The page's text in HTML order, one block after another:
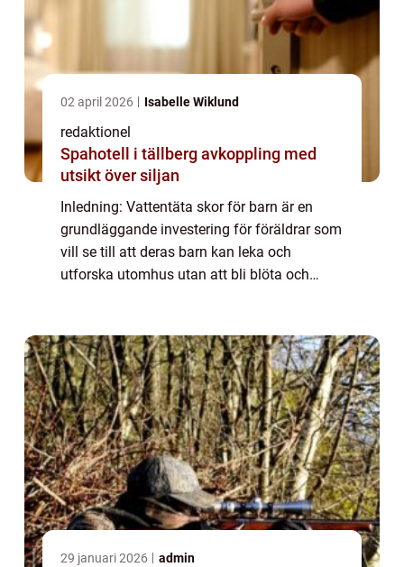
02 april 2026 Isabelle Wiklund
redaktionel
Spahotell i tällberg avkoppling med
utsikt över siljan
Inledning: Vattentäta skor för barn är en
grundläggande investering för föräldrar som
vill se till att deras barn kan leka och
utforska utomhus utan att bli blöta och
regn, snö...
29 januari 2026 admin